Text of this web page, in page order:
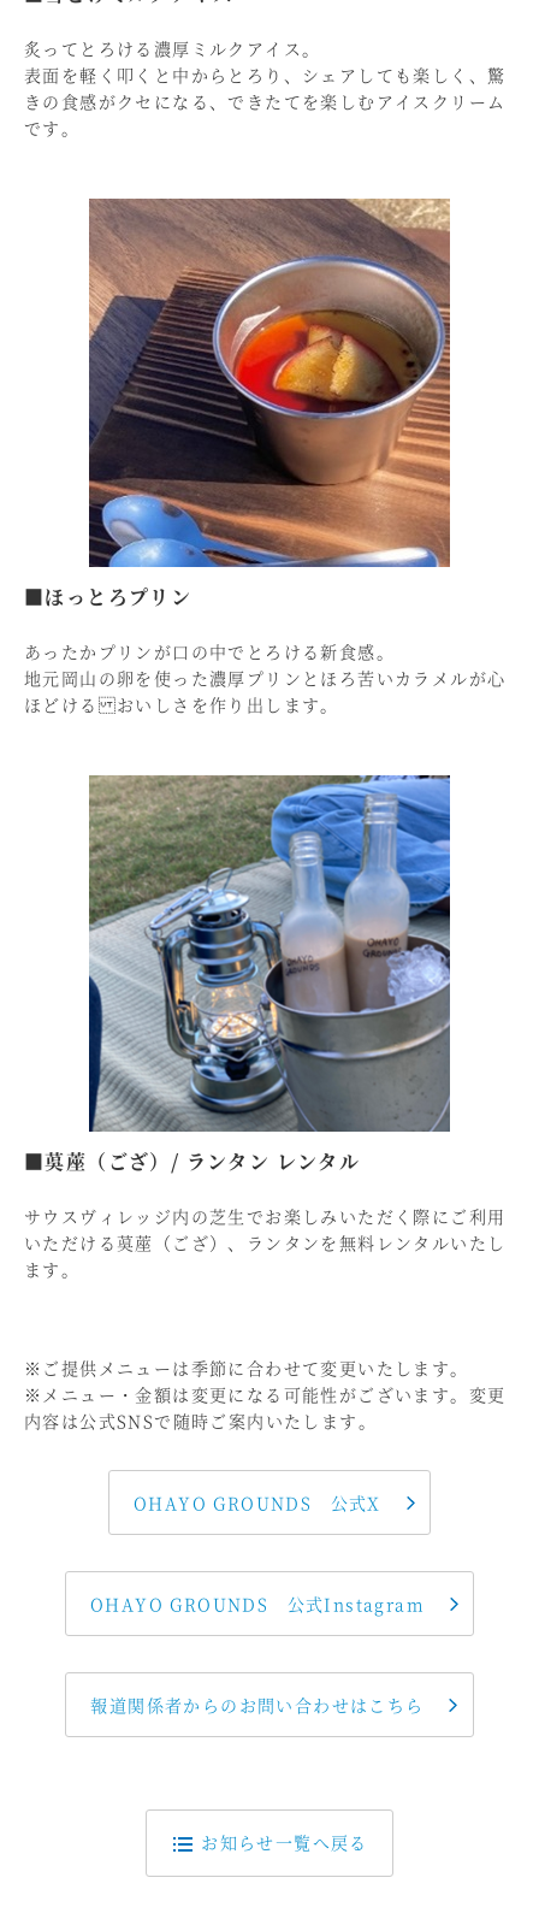
炙ってとろける濃厚ミルクアイス。
表面を軽く叩くと中からとろり、シェアしても楽しく、驚
きの食感がクセになる、できたてを楽しむアイスクリーム
です。
■ほっとろプリン
あったかプリンが口の中でとろける新食感。
地元岡山の卵を使った濃厚プリンとほろ苦いカラメルが心
ほどける おいしさを作り出します。
■茣蓙（ござ）/ ランタン レンタル
サウスヴィレッジ内の芝生でお楽しみいただく際にご利用
いただける茣蓙（ござ）、ランタンを無料レンタルいたし
ます。
※ご提供メニューは季節に合わせて変更いたします。
※メニュー・金額は変更になる可能性がございます。変更
内容は公式SNSで随時ご案内いたします。
OHAYO GROUNDS 公式X
OHAYO GROUNDS 公式Instagram
報道関係者からのお問い合わせはこちら
お知らせ一覧へ戻る